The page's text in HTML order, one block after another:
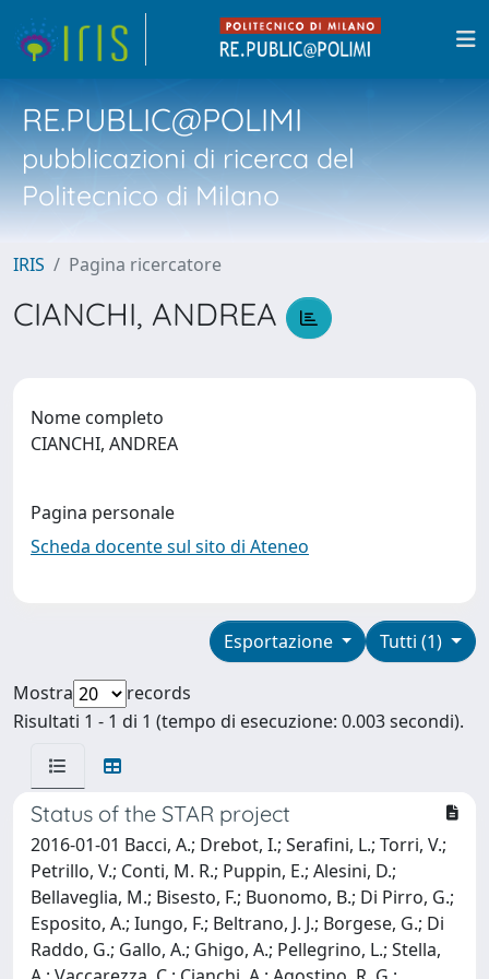
RE.PUBLIC@POLIMI
pubblicazioni di ricerca del
Politecnico di Milano
IRIS Pagina ricercatore
CIANCHI, ANDREA
Nome completo
CIANCHI, ANDREA
Pagina personale
Scheda docente sul sito di Ateneo
Tutti (1)
Esportazione
Mostra
records
Risultati 1 - 1 di 1 (tempo di esecuzione: 0.003 secondi).
Status of the STAR project
2016-01-01 Bacci, A.; Drebot, I.; Serafini, L.; Torri, V.;
Petrillo, V.; Conti, M. R.; Puppin, E.; Alesini, D.;
Bellaveglia, M.; Bisesto, F.; Buonomo, B.; Di Pirro, G.;
Esposito, A.; Iungo, F.; Beltrano, J. J.; Borgese, G.; Di
Raddo, G.; Gallo, A.; Ghigo, A.; Pellegrino, L.; Stella,